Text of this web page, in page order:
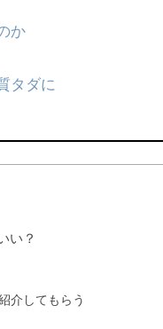
か
タダに
い？
介してもらう